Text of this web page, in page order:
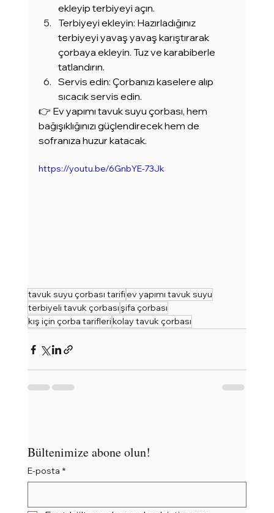
ekleyip terbiyeyi açın.
Terbiyeyi ekleyin: Hazırladığınız
terbiyeyi yavaş yavaş karıştırarak
çorbaya ekleyin. Tuz ve karabiberle
tatlandırın.
Servis edin: Çorbanızı kaselere alıp
sıcacık servis edin.
👉 Ev yapımı tavuk suyu çorbası, hem
bağışıklığınızı güçlendirecek hem de
sofranıza huzur katacak.
https://youtu.be/6GnbYE-73Jk
tavuk suyu çorbası tarifiev yapımı tavuk suyu
terbiyeli tavuk çorbasışifa çorbası
kış için çorba tariflerikolay tavuk çorbası
Bültenimize abone olun!
E-posta *